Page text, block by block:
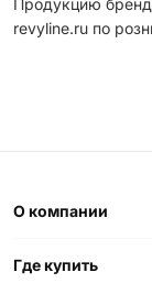
revyline.ru по
О компании
Где купить